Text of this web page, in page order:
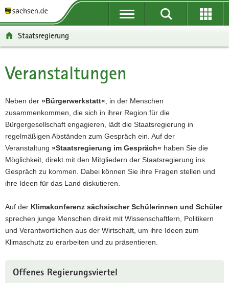
t
ü
e
r
g
r
e
i
f
e
d
e
N
a
g
t
n
v
i
g
a
t
i
o
n
p
n
a
l
t
t
-
e
r
e
i
c
h
Staatsregierung
Hauptinhalt
Veranstaltungen
Neben der »Bürgerwerkstatt« , in der Menschen
zusammenkommen, die sich in ihrer Region für die
Bürgergesellschaft engagieren, lädt die Staatsregierung in
regelmäßigen Abständen zum Gespräch ein. Auf der
Veranstaltung »Staatsregierung im Gespräch« haben Sie die
Möglichkeit, direkt mit den Mitgliedern der Staatsregierung ins
Gespräch zu kommen. Dabei können Sie ihre Fragen stellen und
ihre Ideen für das Land diskutieren.
Auf der Klimakonferenz sächsischer Schülerinnen und Schüler
sprechen junge Menschen direkt mit Wissenschaftlern, Politikern
und Verantwortlichen aus der Wirtschaft, um ihre Ideen zum
Klimaschutz zu erarbeiten und zu präsentieren.
Offenes Regierungsviertel